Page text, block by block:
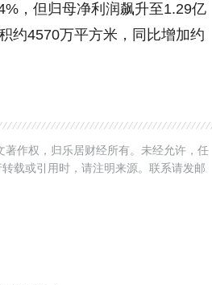
，但归母净利润飙升至1.29亿
约4570万平方米，同比增加约
作权，归乐居财经所有。未经允许，任
载或引用时，请注明来源。联系请发邮